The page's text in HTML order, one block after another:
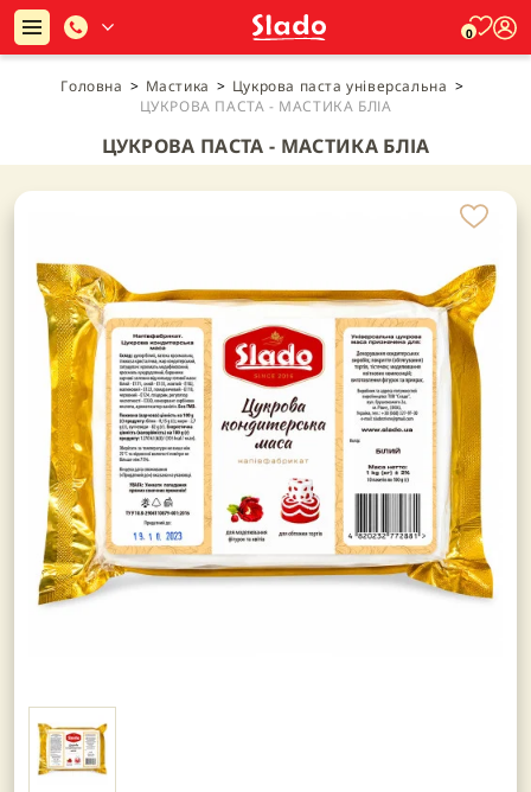
0
Головна > Мастика > Цукрова паста універсальна >
ЦУКРОВА ПАСТА - МАСТИКА БЛІА
ЦУКРОВА ПАСТА - МАСТИКА БЛІА